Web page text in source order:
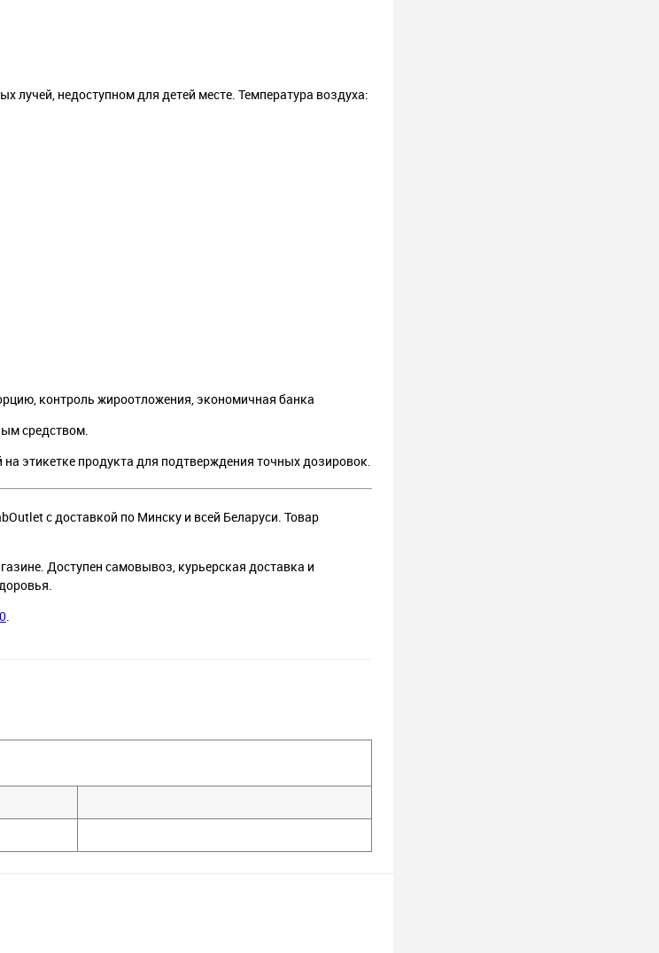
недоступном для детей месте. Температура воздуха:
контроль жироотложения, экономичная банка
средством.
этикетке продукта для подтверждения точных дозировок.
с доставкой по Минску и всей Беларуси. Товар
Доступен самовывоз, курьерская доставка и
.